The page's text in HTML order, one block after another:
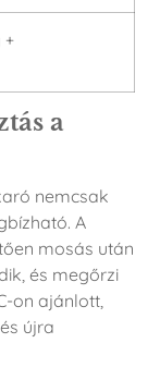
+
a
nemcsak
A
mosás után
és megőrzi
on ajánlott,
újra